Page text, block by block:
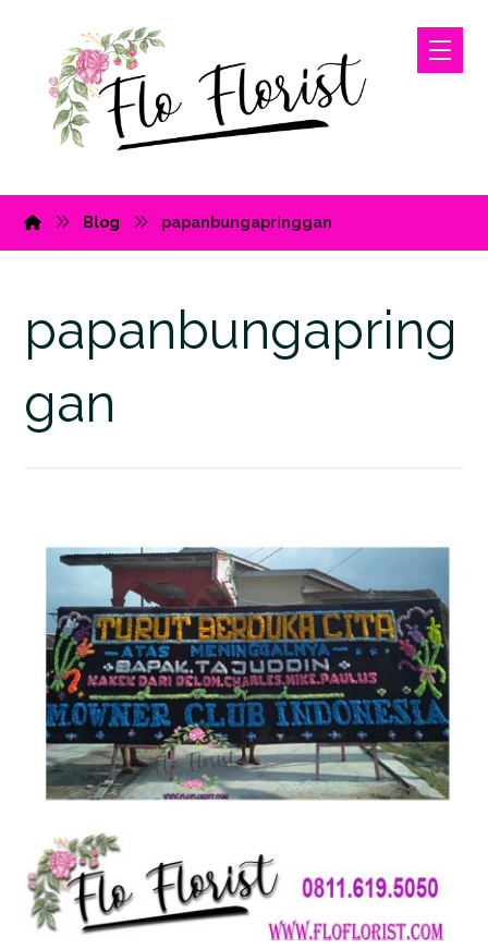
Blog papanbungapringgan
papanbungapring
gan